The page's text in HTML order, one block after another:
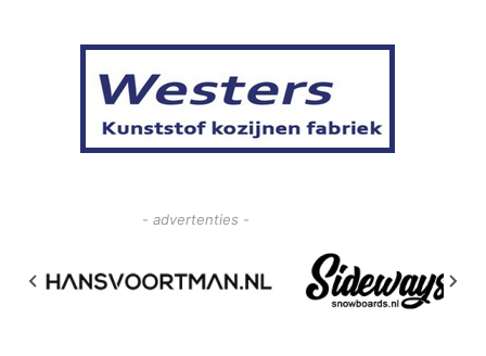
- advertenties -